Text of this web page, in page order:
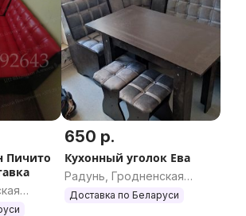
Пичито
650 р.
Кухонный уголок Ева
Радунь, Гродненская
область
Доставка по Беларуси